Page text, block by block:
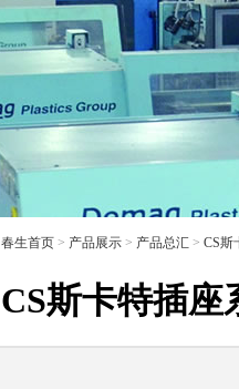
春生首页 > 产品展示 > 产品总汇 > CS斯
CS斯卡特插座